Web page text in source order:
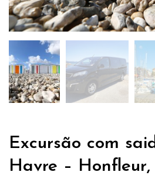
Excursão com
Havre –